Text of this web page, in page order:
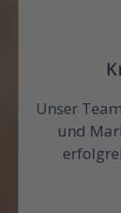
Unser
und